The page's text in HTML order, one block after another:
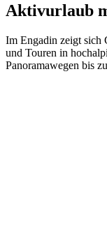
Aktivurlaub
Im Engadin zeigt sich
und Touren in
Panoramawegen bis